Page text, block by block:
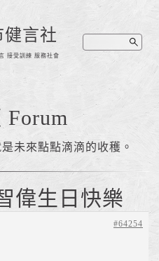
健言社
接受訓練 服務社會
Forum
未來點點滴滴的收穫。
偉生日快樂
#64254